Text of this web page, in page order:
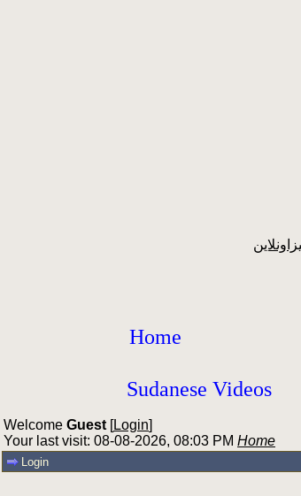
Home
Sudanese Videos
Welcome Guest [Login]
Your last visit: 08-08-2026, 08:03 PM Home
Login